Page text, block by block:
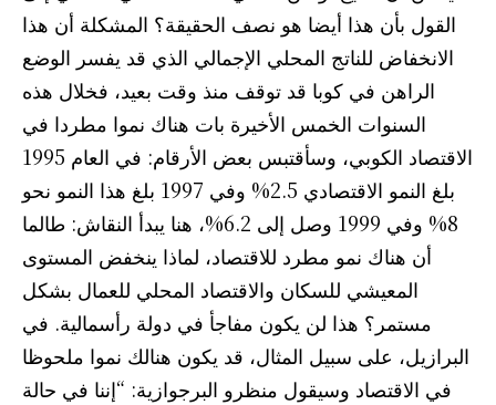
القول بأن هذا أيضا هو نصف الحقيقة؟ المشكلة أن هذا
الانخفاض للناتج المحلي الإجمالي الذي قد يفسر الوضع
الراهن في كوبا قد توقف منذ وقت بعيد، فخلال هذه
السنوات الخمس الأخيرة بات هناك نموا مطردا في
الاقتصاد الكوبي، وسأقتبس بعض الأرقام: في العام 1995
بلغ النمو الاقتصادي 2.5% وفي 1997 بلغ هذا النمو نحو
8% وفي 1999 وصل إلى 6.2%، هنا يبدأ النقاش: طالما
أن هناك نمو مطرد للاقتصاد، لماذا ينخفض المستوى
المعيشي للسكان والاقتصاد المحلي للعمال بشكل
مستمر؟ هذا لن يكون مفاجأ في دولة رأسمالية. في
البرازيل، على سبيل المثال، قد يكون هنالك نموا ملحوظا
في الاقتصاد وسيقول منظرو البرجوازية: “إننا في حالة